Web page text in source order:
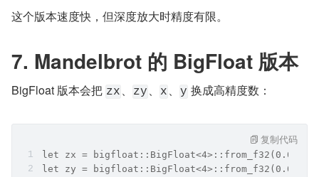
这个版本速度快，但深度放大时精度有限。
7. Mandelbrot 的 BigFloat 版本
BigFloat 版本会把 zx 、 zy 、 x 、 y 换成高精度数：
let zx =
let zy =
复制代码